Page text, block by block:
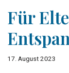
Für
17. August 2023